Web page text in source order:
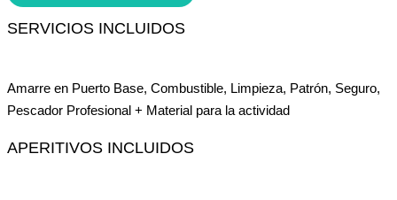
SERVICIOS INCLUIDOS
Amarre en Puerto Base, Combustible, Limpieza, Patrón, Seguro,
Pescador Profesional + Material para la actividad
APERITIVOS INCLUIDOS